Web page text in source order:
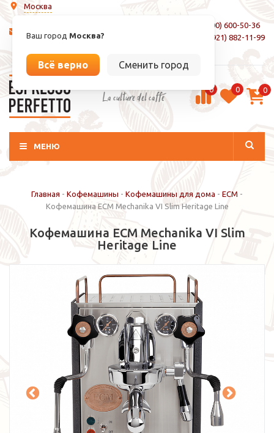
Москва
Ваш город Москва?
Всё верно Сменить город
info@espressoperfetto.ru
8 (800) 600-50-36
+7 (921) 882-11-99
La culture del caffé 0 0 0
МЕНЮ
Главная - Кофемашины - Кофемашины для дома - ECM -
Кофемашина ECM Mechanika VI Slim Heritage Line
Кофемашина ECM Mechanika VI Slim
Heritage Line